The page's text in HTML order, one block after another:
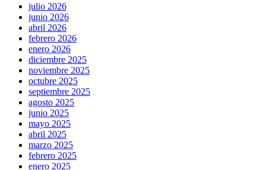
julio 2026
junio 2026
abril 2026
febrero 2026
enero 2026
diciembre 2025
noviembre 2025
octubre 2025
septiembre 2025
agosto 2025
junio 2025
mayo 2025
abril 2025
marzo 2025
febrero 2025
enero 2025